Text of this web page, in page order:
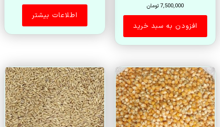
7,500,000تومان
افزودن به سبد خرید
اطلاعات بیشتر